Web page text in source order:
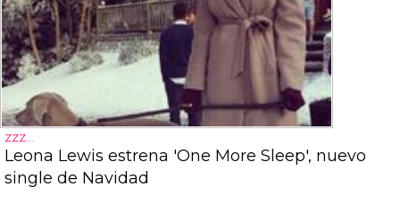
ZZZ...
Leona Lewis estrena 'One More Sleep', nuevo
single de Navidad